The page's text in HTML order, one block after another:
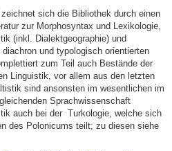
sich die Bibliothek durch einen
zur Morphosyntax und Lexikologie,
(inkl. Dialektgeographie) und
und typologisch orientierten
zum Teil auch Bestände der
Linguistik, vor allem aus den letzten
sind ansonsten im wesentlichen im
Sprachwissenschaft
auch bei der Turkologie, welche sich
des Polonicums teilt; zu diesen siehe